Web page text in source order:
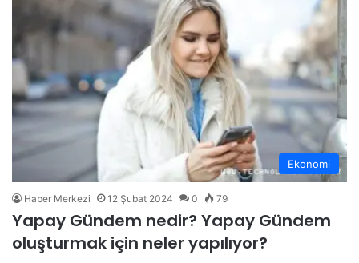
Ekonomi
Haber Merkezi 12 Şubat 2024 0 79
Yapay Gündem nedir? Yapay Gündem
oluşturmak için neler yapılıyor?